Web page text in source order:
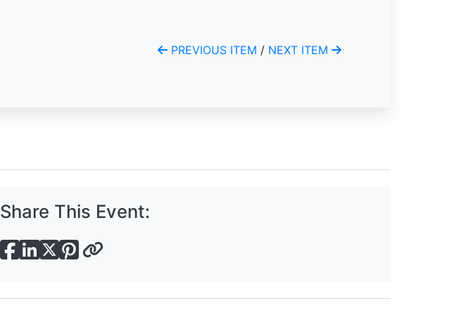
PREVIOUS ITEM / NEXT ITEM
Share This Event: